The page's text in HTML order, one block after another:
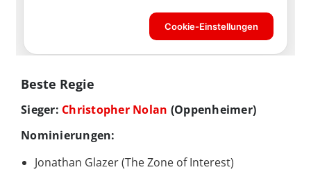
Beste Regie
Sieger: Christopher Nolan (Oppenheimer)
Nominierungen:
Jonathan Glazer (The Zone of Interest)